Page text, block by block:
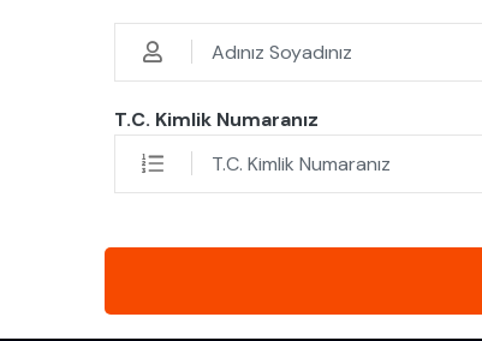
T.C. Kimlik Numaranız